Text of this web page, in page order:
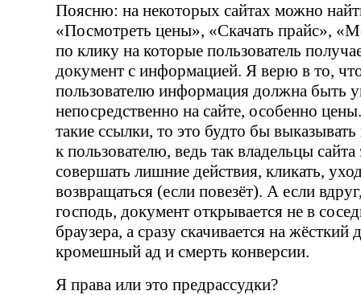
Поясню: на некоторых сайтах можно
«Посмотреть цены», «Скачать прайс»,
по клику на которые пользователь
документ с информацией. Я верю в то,
пользователю информация должна быть
непосредственно на сайте, особенно
такие ссылки, то это будто бы
к пользователю, ведь так владельцы сайта
совершать лишние действия, кликать,
возвращаться (если повезёт). А если
господь, документ открывается не в
браузера, а сразу скачивается на
кромешный ад и смерть конверсии.
Я права или это предрассудки?